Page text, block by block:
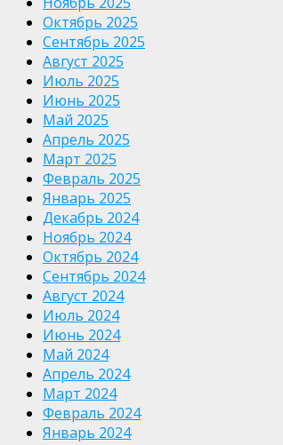
Октябрь 2025
Сентябрь 2025
Август 2025
Июль 2025
Июнь 2025
Май 2025
Апрель 2025
Март 2025
Февраль 2025
Январь 2025
Декабрь 2024
Ноябрь 2024
Октябрь 2024
Сентябрь 2024
Август 2024
Июль 2024
Июнь 2024
Май 2024
Апрель 2024
Март 2024
Февраль 2024
Январь 2024